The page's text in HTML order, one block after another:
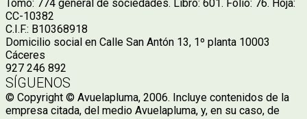
Tomo: 774 general de sociedades. Libro: 601. Folio: 76. Hoja:
CC-10382
C.I.F.: B10368918
Domicilio social en Calle San Antón 13, 1º planta 10003
Cáceres
927 246 892
SÍGUENOS
© Copyright © Avuelapluma, 2006. Incluye contenidos de la
empresa citada, del medio Avuelapluma, y, en su caso, de